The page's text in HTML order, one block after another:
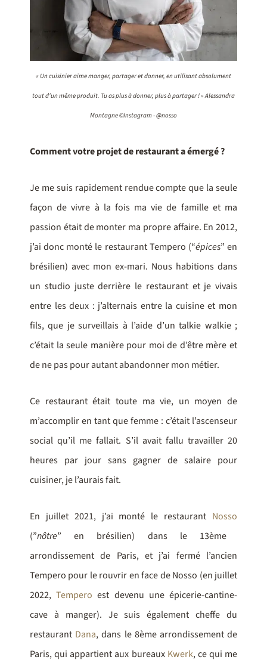
« Un cuisinier aime manger, partager et donner, en utilisant absolument
tout d’un même produit. Tu as plus à donner, plus à partager ! » Alessandra
Montagne ©Instagram - @nosso
Comment votre projet de restaurant a émergé ?
Je me suis rapidement rendue compte que la seule
façon de vivre à la fois ma vie de famille et ma
passion était de monter ma propre affaire. En 2012,
j’ai donc monté le restaurant Tempero (“épices” en
brésilien) avec mon ex-mari. Nous habitions dans
un studio juste derrière le restaurant et je vivais
entre les deux : j’alternais entre la cuisine et mon
fils, que je surveillais à l’aide d’un talkie walkie ;
c’était la seule manière pour moi de d’être mère et
de ne pas pour autant abandonner mon métier.
Ce restaurant était toute ma vie, un moyen de
m’accomplir en tant que femme : c’était l’ascenseur
social qu’il me fallait. S’il avait fallu travailler 20
heures par jour sans gagner de salaire pour
cuisiner, je l’aurais fait.
En juillet 2021, j’ai monté le restaurant Nosso
(”nôtre” en brésilien) dans le 13ème
arrondissement de Paris, et j’ai fermé l’ancien
Tempero pour le rouvrir en face de Nosso (en juillet
2022, Tempero est devenu une épicerie-cantine-
cave à manger). Je suis également cheffe du
restaurant Dana, dans le 8ème arrondissement de
Paris, qui appartient aux bureaux Kwerk, ce qui me